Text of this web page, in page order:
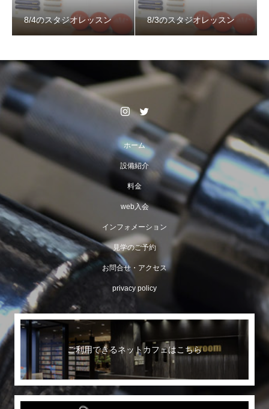
8/4のスタジオレッスン 8/3のスタジオレッスン
ホーム
設備紹介
料金
web入会
インフォメーション
見学のご予約
お問合せ・アクセス
privacy policy
ご利用できるネットカフェはこちら